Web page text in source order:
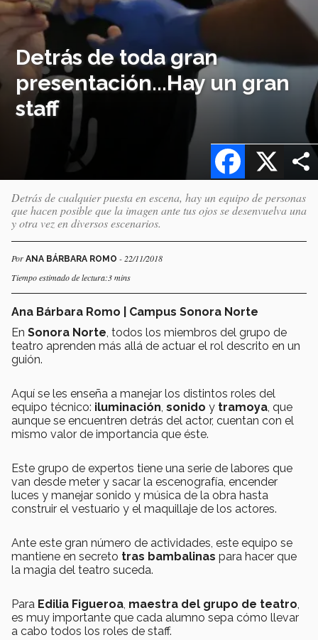
Detrás de toda gran
presentación...Hay un gran
staff
X
Facebook
Detrás de cualquier puesta en escena, hay un equipo de personas
que hacen posible que la imagen ante tus ojos se desenvuelva una
y otra vez en diversos escenarios.
Por ANA BÁRBARA ROMO - 22/11/2018
Tiempo estimado de lectura:3 mins
Ana Bárbara Romo | Campus Sonora Norte
En Sonora Norte , todos los miembros del grupo de
teatro aprenden más allá de actuar el rol descrito en un
guión.
Aquí se les enseña a manejar los distintos roles del
equipo técnico: iluminación sonido y tramoya , que
aunque se encuentren detrás del actor, cuentan con el
mismo valor de importancia que éste.
Este grupo de expertos tiene una serie de labores que
van desde meter y sacar la escenografía, encender
luces y manejar sonido y música de la obra hasta
construir el vestuario y el maquillaje de los actores.
Ante este gran número de actividades, este equipo se
mantiene en secreto tras bambalinas para hacer que
la magia del teatro suceda.
Para Edilia Figueroa maestra del grupo de teatro
es muy importante que cada alumno sepa cómo llevar
a cabo todos los roles de staff.